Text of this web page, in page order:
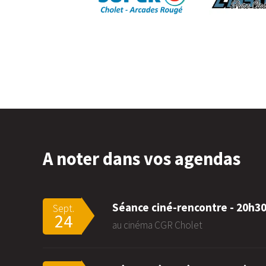
A noter dans vos agendas
Sept.
24
Séance ciné-rencontre - 20h30
au cinéma CGR Cholet